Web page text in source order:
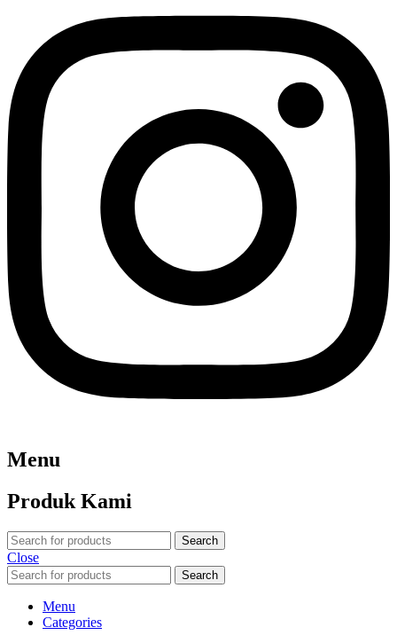
Menu
Produk Kami
Search
Close
Search
Menu
Categories